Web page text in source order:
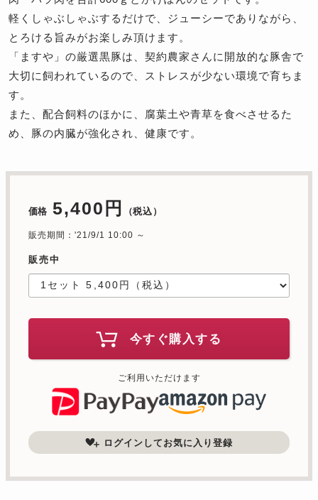
軽くしゃぶしゃぶするだけで、ジューシーでありながら、
とろける旨みがお楽しみ頂けます。
「ますや」の厳選黒豚は、契約農家さんに開放的な豚舎で
大切に飼われているので、ストレスが少ない環境で育ちま
す。
また、配合飼料のほかに、腐葉土や青草を食べさせるた
め、豚の内臓が強化され、健康です。
価格 5,400円 （税込）
販売期間：'21/9/1 10:00 ～
販売中
今すぐ購入する
ご利用いただけます
ログインしてお気に入り登録